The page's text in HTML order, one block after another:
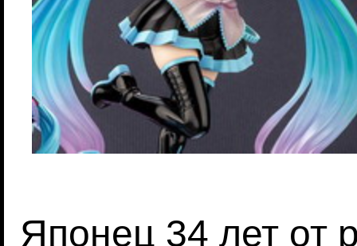
Японец 34 лет от